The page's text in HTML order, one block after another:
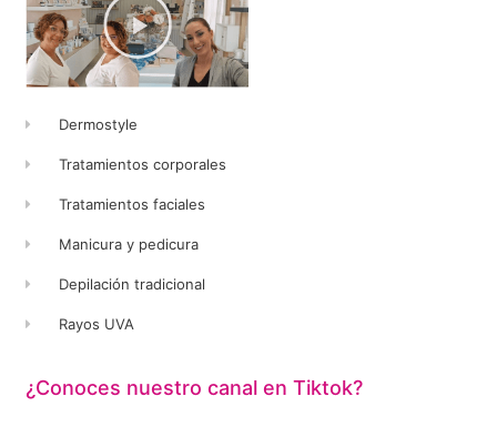
Dermostyle
Tratamientos corporales
Tratamientos faciales
Manicura y pedicura
Depilación tradicional
Rayos UVA
¿Conoces nuestro canal en Tiktok?